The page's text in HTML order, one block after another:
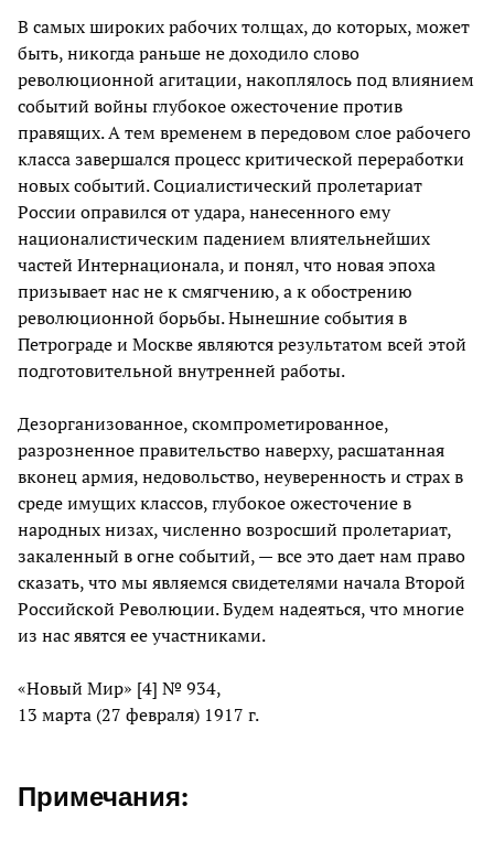
В самых широких рабочих толщах, до которых, может
быть, никогда раньше не доходило слово
революционной агитации, накоплялось под влиянием
событий войны глубокое ожесточение против
правящих. А тем временем в передовом слое рабочего
класса завершался процесс критической переработки
новых событий. Социалистический пролетариат
России оправился от удара, нанесенного ему
националистическим падением влиятельнейших
частей Интернационала, и понял, что новая эпоха
призывает нас не к смягчению, а к обострению
революционной борьбы. Нынешние события в
Петрограде и Москве являются результатом всей этой
подготовительной внутренней работы.
Дезорганизованное, скомпрометированное,
разрозненное правительство наверху, расшатанная
вконец армия, недовольство, неуверенность и страх в
среде имущих классов, глубокое ожесточение в
народных низах, численно возросший пролетариат,
закаленный в огне событий, — все это дает нам право
сказать, что мы являемся свидетелями начала Второй
Российской Революции. Будем надеяться, что многие
из нас явятся ее участниками.
«Новый Мир» [4] № 934,
13 марта (27 февраля) 1917 г.
Примечания: